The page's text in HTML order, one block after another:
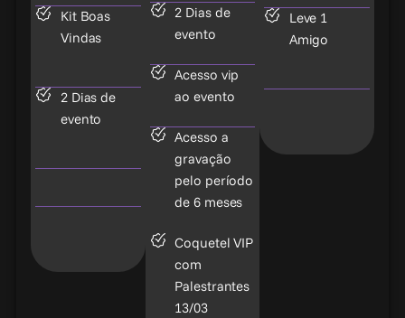
Kit Boas
Vindas
2 Dias de
evento
2 Dias de
evento
Acesso vip
ao evento
Acesso a
gravação
pelo período
de 6 meses
Coquetel VIP
com
Palestrantes
13/03
Leve 1
Amigo